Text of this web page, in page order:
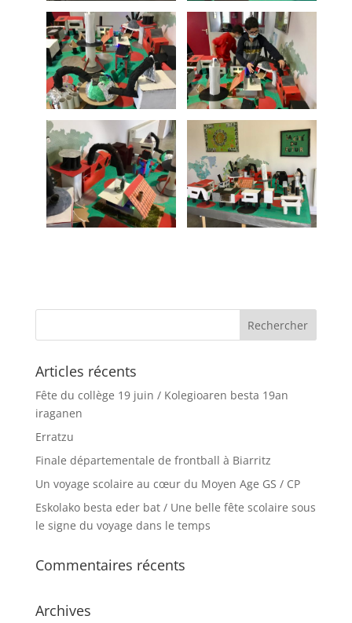
Articles récents
Fête du collège 19 juin / Kolegioaren besta 19an
iraganen
Erratzu
Finale départementale de frontball à Biarritz
Un voyage scolaire au cœur du Moyen Age GS / CP
Eskolako besta eder bat / Une belle fête scolaire sous
le signe du voyage dans le temps
Commentaires récents
Archives